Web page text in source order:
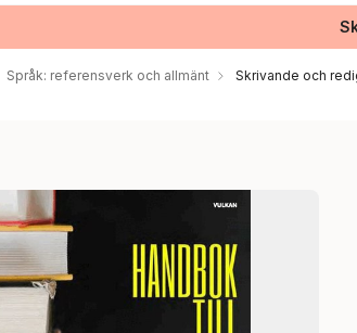
Språk: referensverk och allmänt Skrivande och